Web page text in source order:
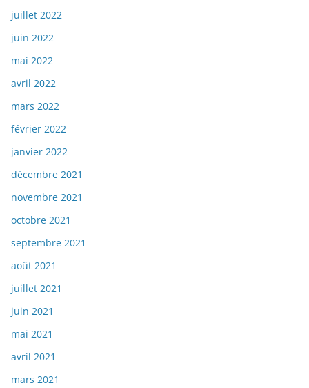
juillet 2022
juin 2022
mai 2022
avril 2022
mars 2022
février 2022
janvier 2022
décembre 2021
novembre 2021
octobre 2021
septembre 2021
août 2021
juillet 2021
juin 2021
mai 2021
avril 2021
mars 2021